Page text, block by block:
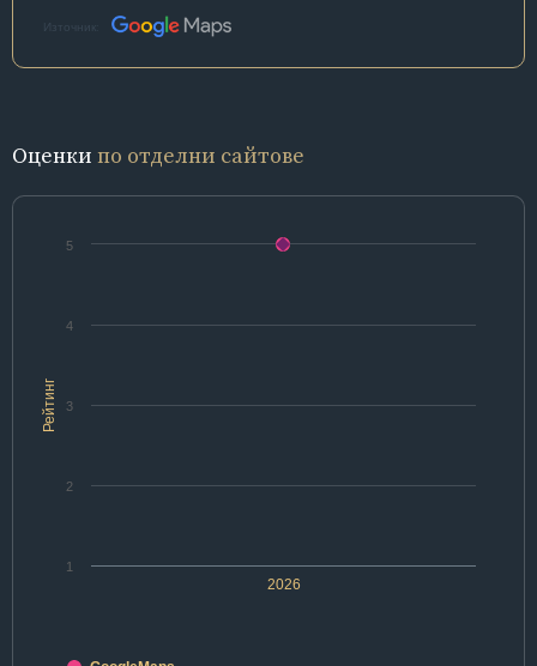
Източник:
Оценки по отделни сайтове
Рейтинг
2026
1
2
3
4
5